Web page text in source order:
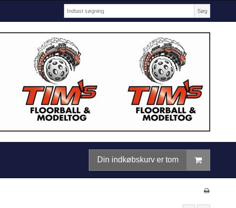
Søg
Din indkøbskurv er tom